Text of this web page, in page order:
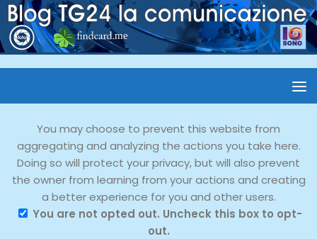
You may choose to prevent this website from
aggregating and analyzing the actions you take here.
Doing so will protect your privacy, but will also prevent
the owner from learning from your actions and creating
a better experience for you and other users.
You are not opted out. Uncheck this box to opt-
out.